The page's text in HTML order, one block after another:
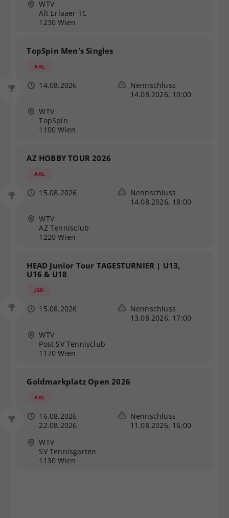
WTV
Alt Erlaaer TC
1230 Wien
TopSpin Men's Singles
AKL
14.08.2026
Nennschluss
14.08.2026, 10:00
WTV
TopSpin
1100 Wien
AZ HOBBY TOUR 2026
AKL
15.08.2026
Nennschluss
14.08.2026, 18:00
WTV
AZ Tennisclub
1220 Wien
HEAD Junior Tour TAGESTURNIER | U13,
U16 & U18
JGD
15.08.2026
Nennschluss
13.08.2026, 17:00
WTV
Post SV Tennisclub
1170 Wien
Goldmarkplatz Open 2026
AKL
16.08.2026 -
22.08.2026
Nennschluss
11.08.2026, 16:00
WTV
SV Tennisgarten
1130 Wien